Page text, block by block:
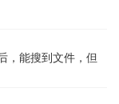
，能搜到文件，但